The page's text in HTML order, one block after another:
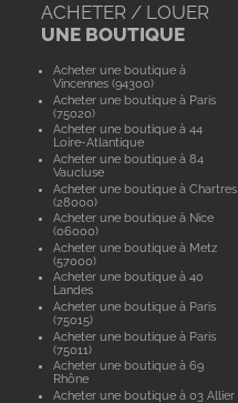
ACHETER / LOUER
UNE BOUTIQUE
Acheter une boutique à
Vincennes (94300)
Acheter une boutique à Paris
(75020)
Acheter une boutique à 44
Loire-Atlantique
Acheter une boutique à 84
Vaucluse
Acheter une boutique à Chartres
(28000)
Acheter une boutique à Nice
(06000)
Acheter une boutique à Metz
(57000)
Acheter une boutique à 40
Landes
Acheter une boutique à Paris
(75015)
Acheter une boutique à Paris
(75011)
Acheter une boutique à 69
Rhône
Acheter une boutique à 03 Allier